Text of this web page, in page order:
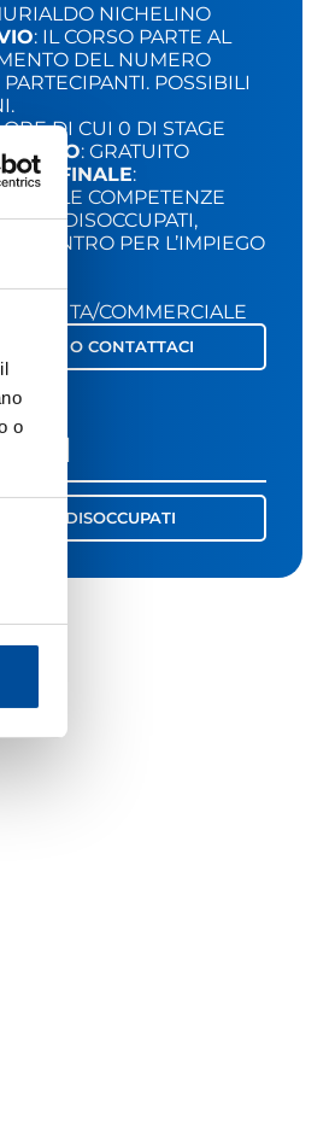
o
NICHELINO
: IL CORSO PARTE AL
DEL NUMERO
POSSIBILI
DI CUI 0 DI STAGE
CORSO: GRATUITO
FINALE:
DELLE COMPETENZE
: DISOCCUPATI,
CENTRO PER L’IMPIEGO
VENDITA/COMMERCIALE
O CONTATTACI
PER DISOCCUPATI